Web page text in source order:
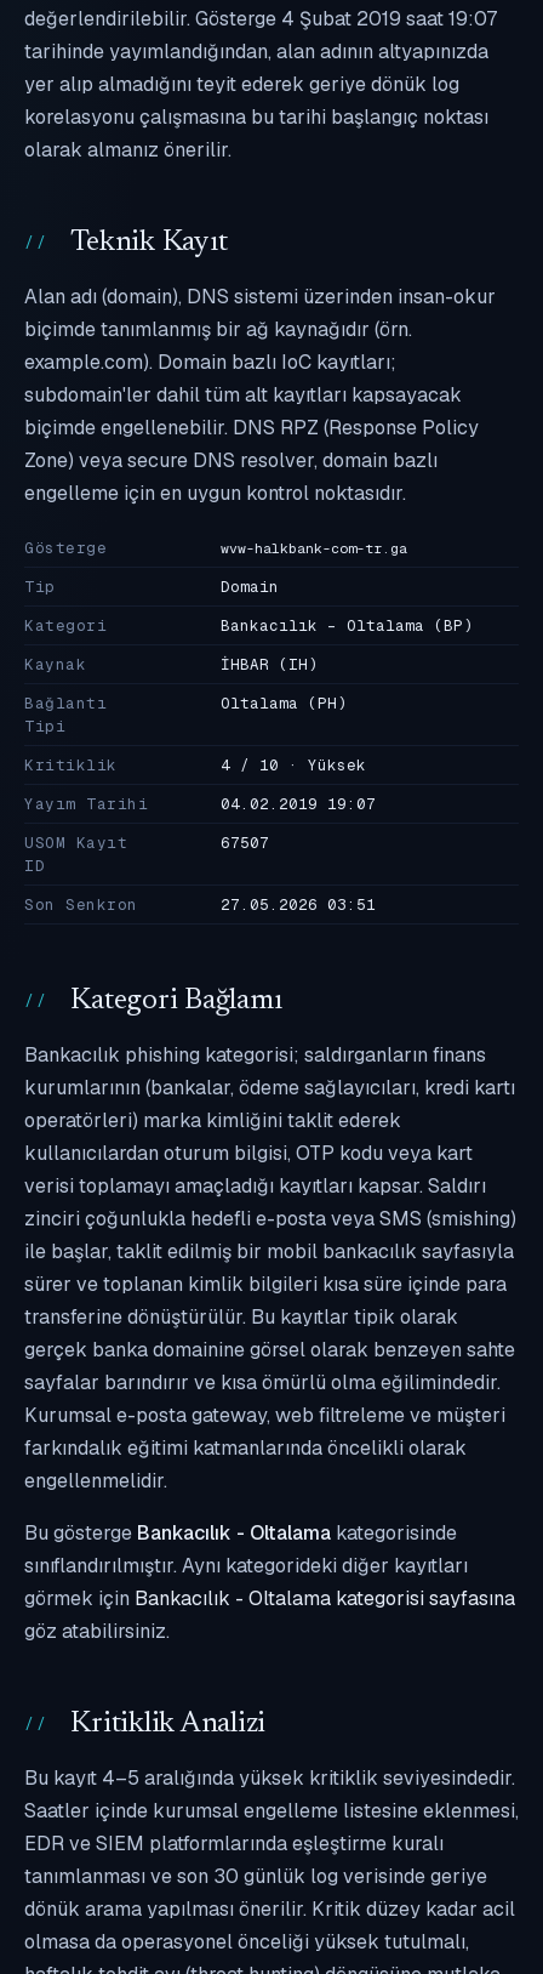
değerlendirilebilir. Gösterge 4 Şubat 2019 saat 19:07
tarihinde yayımlandığından, alan adının altyapınızda
yer alıp almadığını teyit ederek geriye dönük log
korelasyonu çalışmasına bu tarihi başlangıç noktası
olarak almanız önerilir.
Teknik Kayıt
Alan adı (domain), DNS sistemi üzerinden insan-okur
biçimde tanımlanmış bir ağ kaynağıdır (örn.
example.com). Domain bazlı IoC kayıtları;
subdomain'ler dahil tüm alt kayıtları kapsayacak
biçimde engellenebilir. DNS RPZ (Response Policy
Zone) veya secure DNS resolver, domain bazlı
engelleme için en uygun kontrol noktasıdır.
Gösterge wvw-halkbank-com-tr.ga
Tip
Domain
Kategori
Bankacılık - Oltalama (BP)
Kaynak
İHBAR (IH)
Bağlantı
Tipi
Oltalama (PH)
Kritiklik
4 / 10 · Yüksek
Yayım Tarihi
04.02.2019 19:07
USOM Kayıt
ID
67507
Son Senkron 27.05.2026 03:51
Kategori Bağlamı
Bankacılık phishing kategorisi; saldırganların finans
kurumlarının (bankalar, ödeme sağlayıcıları, kredi kartı
operatörleri) marka kimliğini taklit ederek
kullanıcılardan oturum bilgisi, OTP kodu veya kart
verisi toplamayı amaçladığı kayıtları kapsar. Saldırı
zinciri çoğunlukla hedefli e-posta veya SMS (smishing)
ile başlar, taklit edilmiş bir mobil bankacılık sayfasıyla
sürer ve toplanan kimlik bilgileri kısa süre içinde para
transferine dönüştürülür. Bu kayıtlar tipik olarak
gerçek banka domainine görsel olarak benzeyen sahte
sayfalar barındırır ve kısa ömürlü olma eğilimindedir.
Kurumsal e-posta gateway, web filtreleme ve müşteri
farkındalık eğitimi katmanlarında öncelikli olarak
engellenmelidir.
Bu gösterge Bankacılık - Oltalama kategorisinde
sınıflandırılmıştır. Aynı kategorideki diğer kayıtları
görmek için Bankacılık - Oltalama kategorisi sayfasına
göz atabilirsiniz.
Kritiklik Analizi
Bu kayıt 4–5 aralığında yüksek kritiklik seviyesindedir.
Saatler içinde kurumsal engelleme listesine eklenmesi,
EDR ve SIEM platformlarında eşleştirme kuralı
tanımlanması ve son 30 günlük log verisinde geriye
dönük arama yapılması önerilir. Kritik düzey kadar acil
olmasa da operasyonel önceliği yüksek tutulmalı,